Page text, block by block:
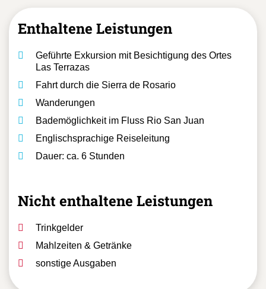
Enthaltene Leistungen
Geführte Exkursion mit Besichtigung des Ortes
Las Terrazas
Fahrt durch die Sierra de Rosario
Wanderungen
Bademöglichkeit im Fluss Rio San Juan
Englischsprachige Reiseleitung
Dauer: ca. 6 Stunden
Nicht enthaltene Leistungen
Trinkgelder
Mahlzeiten & Getränke
sonstige Ausgaben